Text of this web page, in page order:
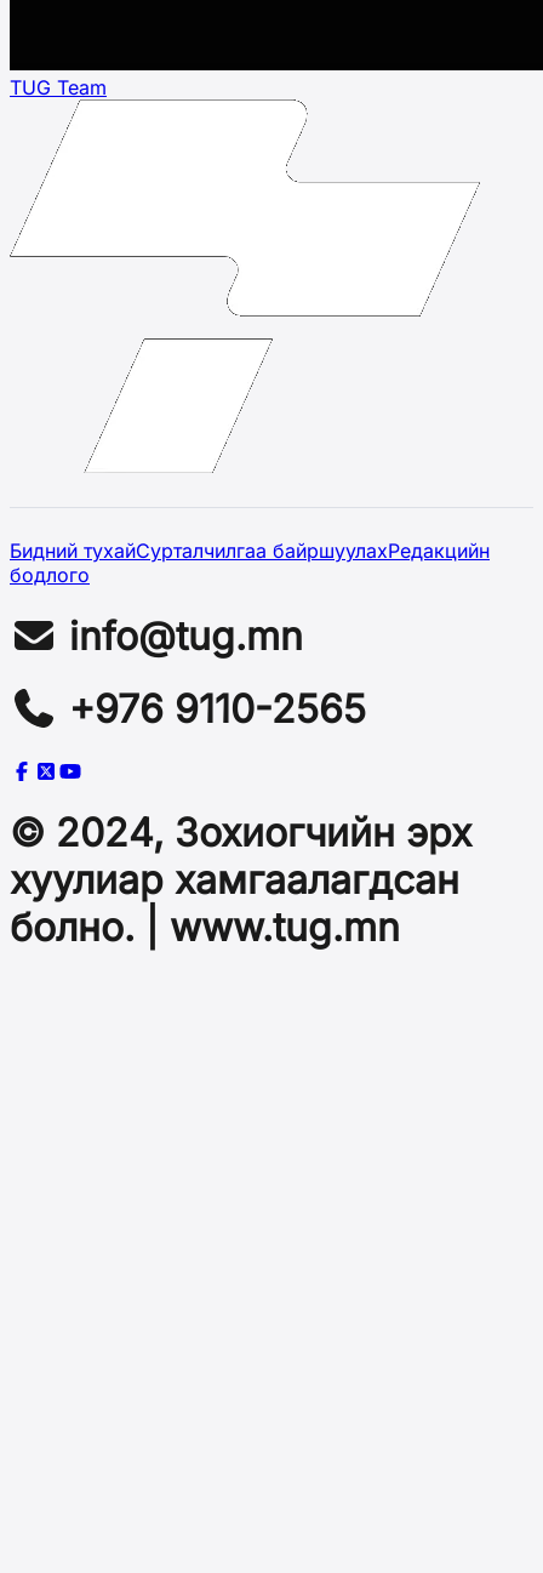
TUG Team
Бидний тухайСурталчилгаа байршуулахРедакцийн
бодлого
info@tug.mn
+976 9110-2565
© 2024, Зохиогчийн эрх
хуулиар хамгаалагдсан
болно. | www.tug.mn